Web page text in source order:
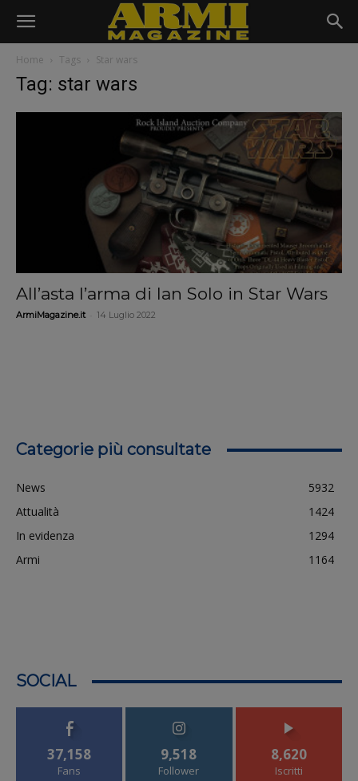
Home Tags Star wars
Tag: star wars
All’asta l’arma di Ian Solo in Star Wars
ArmiMagazine.it 14 Luglio 2022
Categorie più consultate
News
5932
Attualità
1424
In evidenza
1294
Armi
1164
SOCIAL
37,158
Fans
9,518
Follower
8,620
Iscritti